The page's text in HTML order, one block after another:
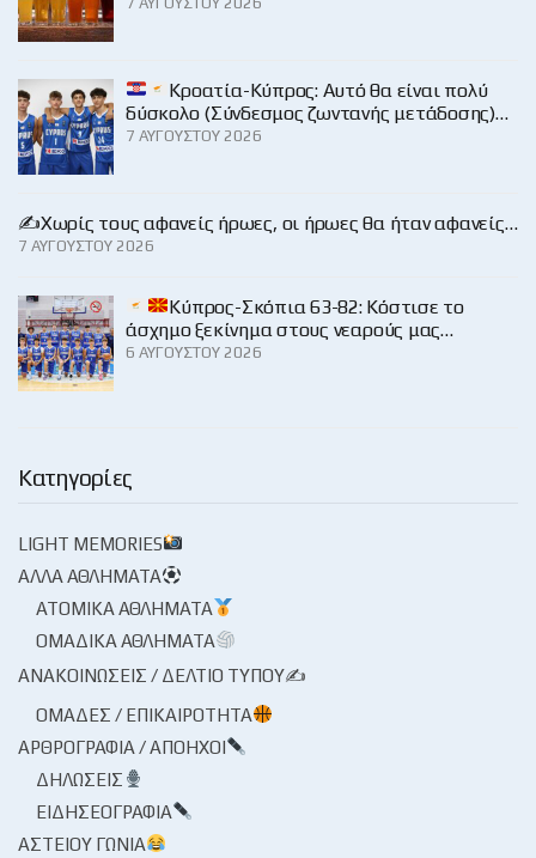
Κροατία-Κύπρος: Αυτό θα είναι πολύ
δύσκολο (Σύνδεσμος ζωντανής μετάδοσης)…
7 ΑΥΓΟΎΣΤΟΥ 2026
✍️Χωρίς τους αφανείς ήρωες, οι ήρωες θα ήταν αφανείς…
7 ΑΥΓΟΎΣΤΟΥ 2026
Κύπρος-Σκόπια 63-82: Κόστισε το
άσχημο ξεκίνημα στους νεαρούς μας…
6 ΑΥΓΟΎΣΤΟΥ 2026
Κατηγορίες
LIGHT MEMORIES
ΆΛΛΑ ΑΘΛΉΜΑΤΑ
ΑΤΟΜΙΚΆ ΑΘΛΉΜΑΤΑ
ΟΜΑΔΙΚΆ ΑΘΛΉΜΑΤΑ
ΑΝΑΚΟΙΝΏΣΕΙΣ / ΔΕΛΤΊΟ ΤΎΠΟΥ✍
ΟΜΆΔΕΣ / ΕΠΙΚΑΙΡΌΤΗΤΑ
ΑΡΘΡΟΓΡΑΦΊΑ / ΑΠΌΗΧΟΙ
ΔΗΛΏΣΕΙΣ
ΕΙΔΗΣΕΟΓΡΑΦΊΑ
ΑΣΤΕΊΟΥ ΓΩΝΊΑ